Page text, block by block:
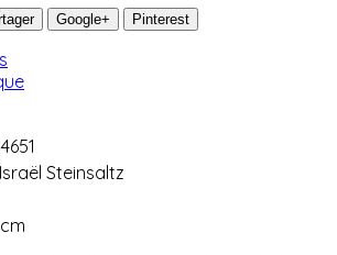
Google+ Pinterest
Steinsaltz